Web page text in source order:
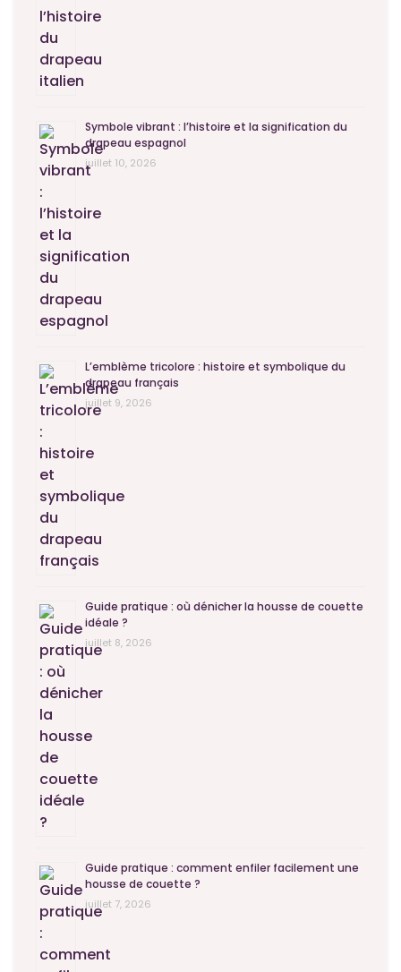
Symbole vibrant : l’histoire et la signification du
drapeau espagnol
juillet 10, 2026
L’emblème tricolore : histoire et symbolique du
drapeau français
juillet 9, 2026
Guide pratique : où dénicher la housse de couette
idéale ?
juillet 8, 2026
Guide pratique : comment enfiler facilement une
housse de couette ?
juillet 7, 2026